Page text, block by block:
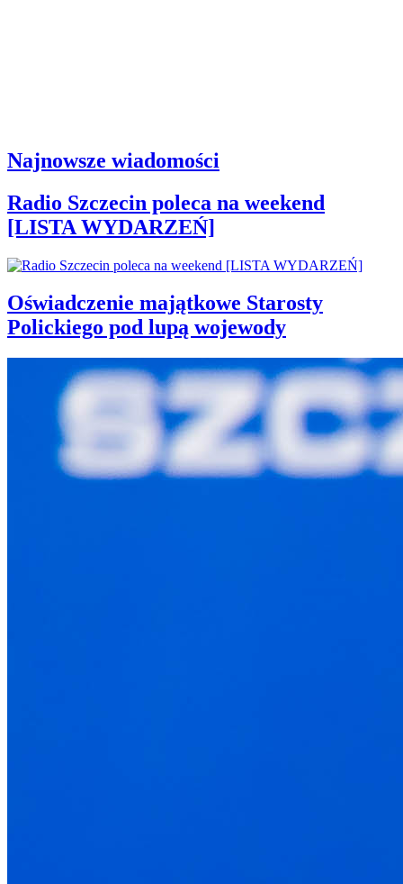
Najnowsze wiadomości
Radio Szczecin poleca na weekend
[LISTA WYDARZEŃ]
Oświadczenie majątkowe Starosty
Polickiego pod lupą wojewody